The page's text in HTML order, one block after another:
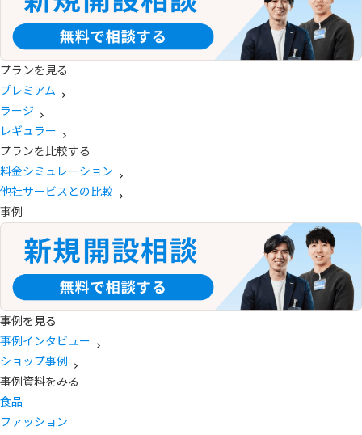
プランを見る
プレミアム
ラージ
レギュラー
プランを比較する
料金シミュレーション
他社サービスとの比較
事例
事例を見る
事例インタビュー
ショップ事例
事例資料をみる
食品
ファッション